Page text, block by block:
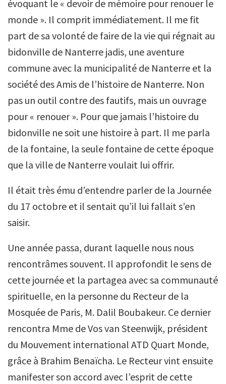
évoquant le « devoir de mémoire pour renouer le
monde ». Il comprit immédiatement. Il me fit
part de sa volonté de faire de la vie qui régnait au
bidonville de Nanterre jadis, une aventure
commune avec la municipalité de Nanterre et la
société des Amis de l’histoire de Nanterre. Non
pas un outil contre des fautifs, mais un ouvrage
pour « renouer ». Pour que jamais l’histoire du
bidonville ne soit une histoire à part. Il me parla
de la fontaine, la seule fontaine de cette époque
que la ville de Nanterre voulait lui offrir.
Il était très ému d’entendre parler de la Journée
du 17 octobre et il sentait qu’il lui fallait s’en
saisir.
Une année passa, durant laquelle nous nous
rencontrâmes souvent. Il approfondit le sens de
cette journée et la partagea avec sa communauté
spirituelle, en la personne du Recteur de la
Mosquée de Paris, M. Dalil Boubakeur. Ce dernier
rencontra Mme de Vos van Steenwijk, président
du Mouvement international ATD Quart Monde,
grâce à Brahim Benaïcha. Le Recteur vint ensuite
manifester son accord avec l’esprit de cette